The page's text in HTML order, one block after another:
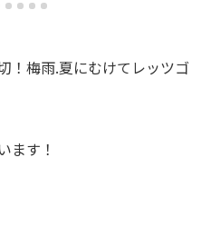
！梅雨.夏にむけてレッツゴ
ます！